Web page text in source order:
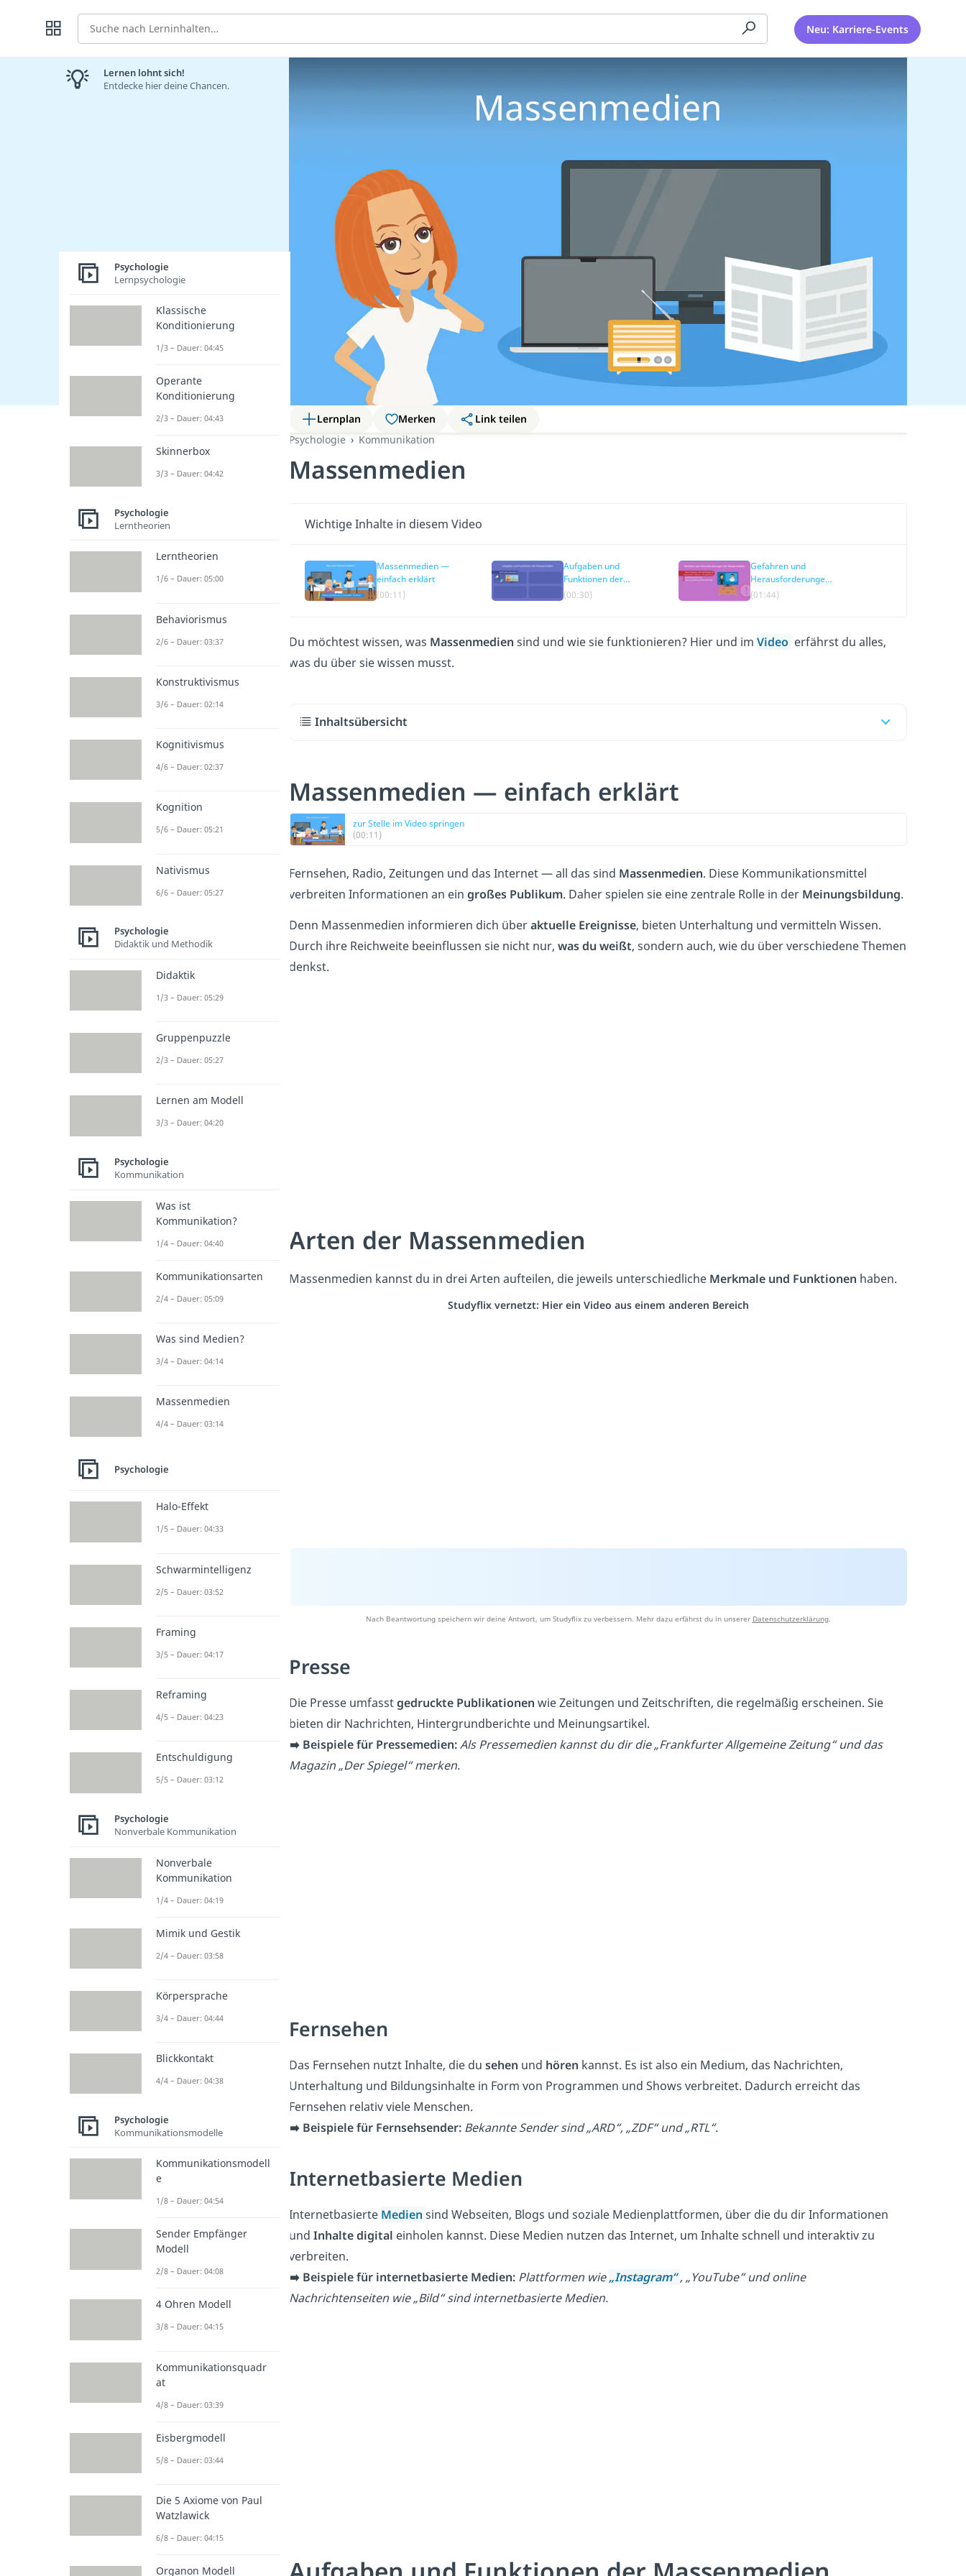
Suche Neu: Karriere-Events
Lernplan Merken
Link teilen
Psychologie
Kommunikation
Massenmedien
Wichtige Inhalte in diesem Video
Massenmedien —
einfach erklärt
(00:11)
Aufgaben und
Funktionen der
Massenmedien
(00:30)
Gefahren und
Herausforderungen
der Massenmedien
(01:44)
Du möchtest wissen, was Massenmedien sind und wie sie funktionieren? Hier und im Video erfährst du alles,
was du über sie wissen musst.
Inhaltsübersicht
Massenmedien — einfach erklärt
zur Stelle im Video springen
(00:11)
Fernsehen, Radio, Zeitungen und das Internet — all das sind Massenmedien. Diese Kommunikationsmittel
verbreiten Informationen an ein großes Publikum. Daher spielen sie eine zentrale Rolle in der Meinungsbildung.
Denn Massenmedien informieren dich überaktuelle Ereignisse, bieten Unterhaltung und vermitteln Wissen.
Durch ihre Reichweite beeinflussen sie nicht nur, was du weißt, sondern auch, wie du über verschiedene Themen
denkst.
Arten der Massenmedien
Massenmedien kannst du in drei Arten aufteilen, die jeweils unterschiedliche Merkmale und Funktionen haben.
Studyflix vernetzt: Hier ein Video aus einem anderen Bereich
Nach Beantwortung speichern wir deine Antwort, um Studyflix zu verbessern. Mehr dazu erfährst du in unserer Datenschutzerklärung.
Presse
Die Presse umfasstgedruckte Publikationen wie Zeitungen und Zeitschriften, die regelmäßig erscheinen. Sie
bieten dir Nachrichten, Hintergrundberichte und Meinungsartikel.
➡️ Beispiele für Pressemedien:Als Pressemedien kannst du dir die „Frankfurter Allgemeine Zeitung“ und das
Magazin „Der Spiegel“ merken.
Fernsehen
Das Fernsehen nutzt Inhalte, die du sehen und hören kannst. Es ist also ein Medium, das Nachrichten,
Unterhaltung und Bildungsinhalte in Form von Programmen und Shows verbreitet. Dadurch erreicht das
Fernsehen relativ viele Menschen.
➡️ Beispiele für Fernsehsender: Bekannte Sender sind „ARD“, „ZDF“ und „RTL“.
Internetbasierte Medien
Internetbasierte Medien sind Webseiten, Blogs und soziale Medienplattformen, über die du dir Informationen
und Inhalte digital einholen kannst. Diese Medien nutzen das Internet, um Inhalte schnell und interaktiv zu
verbreiten.
➡️ Beispiele für internetbasierte Medien: Plattformen wie„Instagram“, „YouTube“ und online
Nachrichtenseiten wie „Bild“ sind internetbasierte Medien.
Lernen lohnt sich!
Entdecke hier deine Chancen.
Psychologie
Lernpsychologie
Klassische
Konditionierung
1/3 – Dauer: 04:45
Operante
Konditionierung
2/3 – Dauer: 04:43
Skinnerbox
3/3 – Dauer: 04:42
Psychologie
Lerntheorien
Lerntheorien
1/6 – Dauer: 05:00
Behaviorismus
2/6 – Dauer: 03:37
Konstruktivismus
3/6 – Dauer: 02:14
Kognitivismus
4/6 – Dauer: 02:37
Kognition
5/6 – Dauer: 05:21
Nativismus
6/6 – Dauer: 05:27
Psychologie
Didaktik und Methodik
Didaktik
1/3 – Dauer: 05:29
Gruppenpuzzle
2/3 – Dauer: 05:27
Lernen am Modell
3/3 – Dauer: 04:20
Psychologie
Kommunikation
Was ist
Kommunikation?
1/4 – Dauer: 04:40
Kommunikationsarten
2/4 – Dauer: 05:09
Was sind Medien?
3/4 – Dauer: 04:14
Massenmedien
4/4 – Dauer: 03:14
Psychologie
Halo-Effekt
1/5 – Dauer: 04:33
Schwarmintelligenz
2/5 – Dauer: 03:52
Framing
3/5 – Dauer: 04:17
Reframing
4/5 – Dauer: 04:23
Entschuldigung
5/5 – Dauer: 03:12
Psychologie
Nonverbale Kommunikation
Nonverbale
Kommunikation
1/4 – Dauer: 04:19
Mimik und Gestik
2/4 – Dauer: 03:58
Körpersprache
3/4 – Dauer: 04:44
Blickkontakt
4/4 – Dauer: 04:38
Psychologie
Kommunikationsmodelle
Kommunikationsmodell
e
1/8 – Dauer: 04:54
Sender Empfänger
Modell
2/8 – Dauer: 04:08
4 Ohren Modell
3/8 – Dauer: 04:15
Kommunikationsquadr
at
4/8 – Dauer: 03:39
Eisbergmodell
5/8 – Dauer: 03:44
Die 5 Axiome von Paul
Watzlawick
6/8 – Dauer: 04:15
Organon Modell